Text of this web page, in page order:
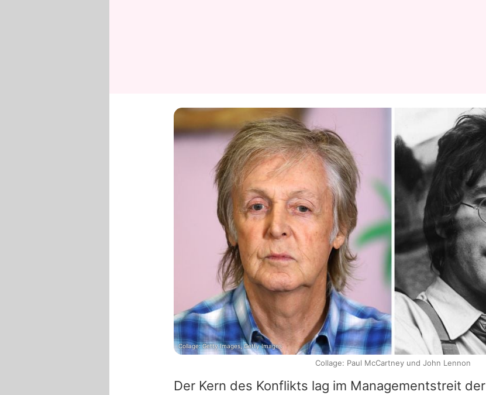
Der Kern des Konflikts lag im Managementstreit der
Collage: Getty Images, Getty Images
Collage: Paul McCartney und John Lennon